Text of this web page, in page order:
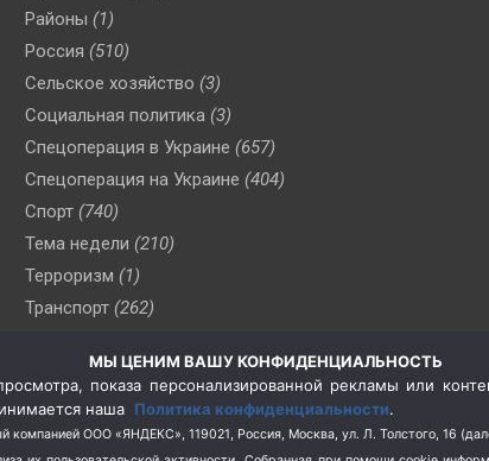
Районы (1)
Россия (510)
Сельское хозяйство (3)
Социальная политика (3)
Спецоперация в Украине (657)
Спецоперация на Украине (404)
Спорт (740)
Тема недели (210)
Терроризм (1)
Транспорт (262)
(76)
Цены (2)
Школа и спорт (2)
МЫ ЦЕНИМ ВАШУ КОНФИДЕНЦИАЛЬНОСТЬ
показа персонализированной рекламы или
наша Политика конфиденциальности.
компанией ООО «ЯНДЕКС», 119021, Россия, Москва, ул. Л. Толстого, 16